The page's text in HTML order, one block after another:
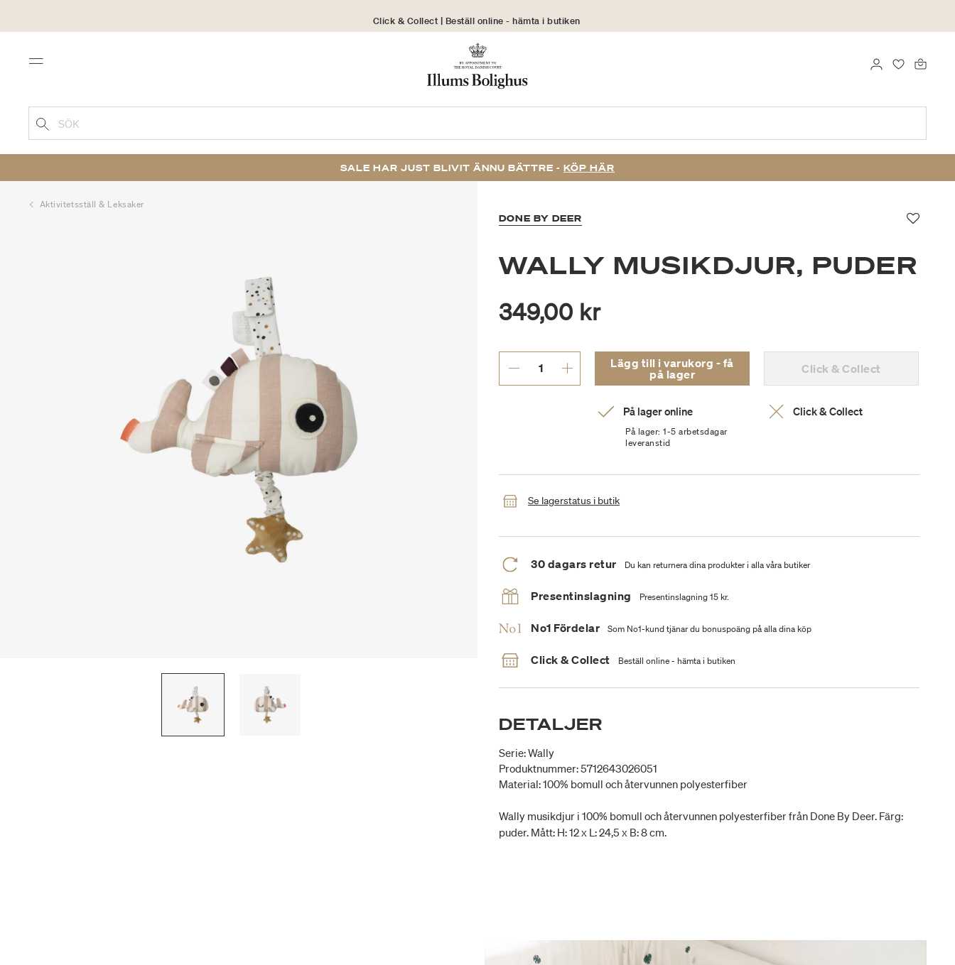
Click & Collect | Beställ online - hämta i butiken
30 dagars returrätt
Menu FAVORITER
LOGGA IN
SÖK
SALE HAR JUST BLIVIT ÄNNU BÄTTRE - KÖP HÄR
Aktivitetsställ & Leksaker
DONE BY DEER
WALLY MUSIKDJUR, PUDER
349,00 kr
Lägg till i varukorg - få
på lager
Click & Collect
På lager online
På lager: 1-5 arbetsdagar
leveranstid
Click & Collect
Se lagerstatus i butik
30 dagars retur Du kan returnera dina produkter i alla våra butiker
Presentinslagning Presentinslagning 15 kr.
No1 Fördelar Som No1-kund tjänar du bonuspoäng på alla dina köp
Click & Collect Beställ online - hämta i butiken
DETALJER
Serie: Wally
Produktnummer: 5712643026051
Material: 100% bomull och återvunnen polyesterfiber
Wally musikdjur i 100% bomull och återvunnen polyesterfiber från Done By Deer. Färg:
puder. Mått: H: 12 x L: 24,5 x B: 8 cm.